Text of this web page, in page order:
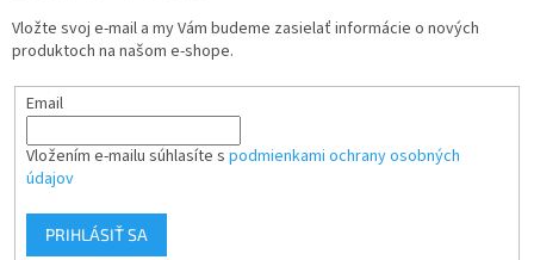
Vložte svoj e-mail a my Vám budeme zasielať informácie o nových
produktoch na našom e-shope.
Email
Vložením e-mailu súhlasíte s podmienkami ochrany osobných
údajov
PRIHLÁSIŤ SA